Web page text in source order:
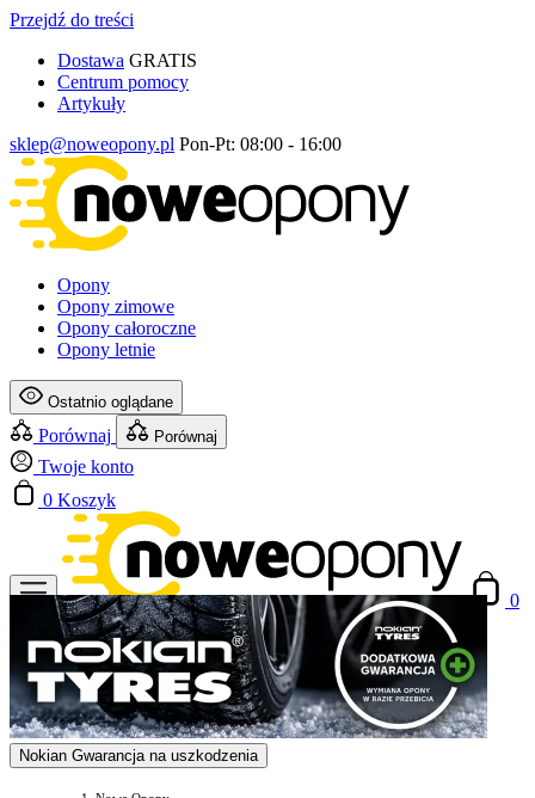
Przejdź do treści
Dostawa GRATIS
Centrum pomocy
Artykuły
sklep@noweopony.pl Pon-Pt: 08:00 - 16:00
Opony
Opony zimowe
Opony całoroczne
Opony letnie
Ostatnio oglądane
Porównaj Porównaj
Twoje konto
0 Koszyk
0
Nokian Gwarancja na uszkodzenia